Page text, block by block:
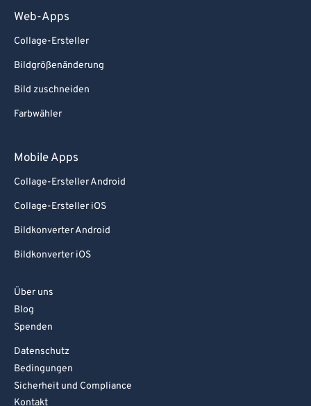
Web-Apps
Collage-Ersteller
Bildgrößenänderung
Bild zuschneiden
Farbwähler
Mobile Apps
Collage-Ersteller Android
Collage-Ersteller iOS
Bildkonverter Android
Bildkonverter iOS
Über uns
Blog
Spenden
Datenschutz
Bedingungen
Sicherheit und Compliance
Kontakt